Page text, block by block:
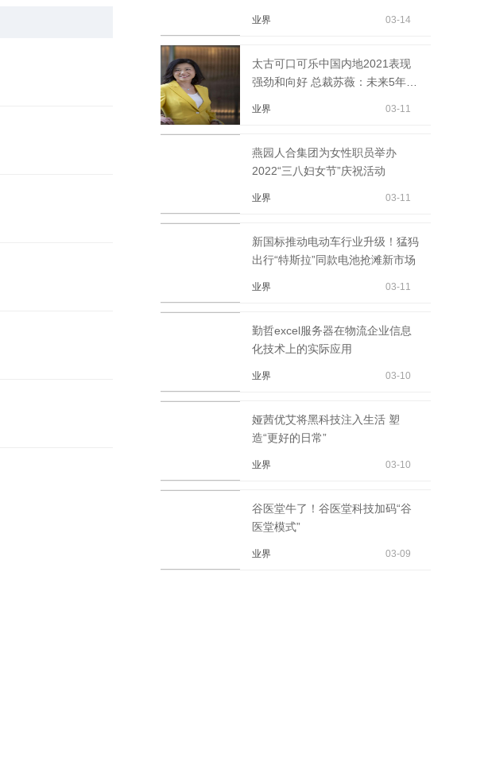
业界 03-14
太古可口可乐中国内地2021表现
强劲和向好 总裁苏薇：未来5年将
业界 03-11
燕园人合集团为女性职员举办
2022“三八妇女节”庆祝活动
业界 03-11
新国标推动电动车行业升级！猛犸
出行“特斯拉”同款电池抢滩新市场
业界 03-11
勤哲excel服务器在物流企业信息
化技术上的实际应用
业界 03-10
娅茜优艾将黑科技注入生活 塑
造“更好的日常”
业界 03-10
谷医堂牛了！谷医堂科技加码“谷
医堂模式”
业界 03-09